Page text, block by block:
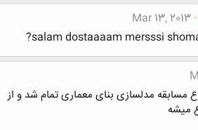
Mar 13, 2013
salam dostaaaam mersssi
مسابقه مدلسازی بنای معماری تمام شد و از